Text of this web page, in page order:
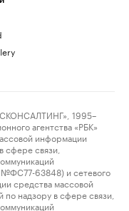
1995–
агентства «РБК»
информации
сфере связи,
63848) и сетевого
средства массовой
надзору в сфере связи,